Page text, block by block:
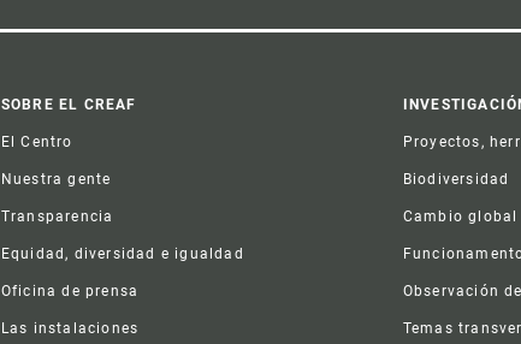
Footer
SOBRE EL CREAF
El Centro
Nuestra gente
Transparencia
Equidad, diversidad e igualdad
Oficina de prensa
Las instalaciones
Proyectos,
Biodiversidad
Cambio global
Observación
Temas